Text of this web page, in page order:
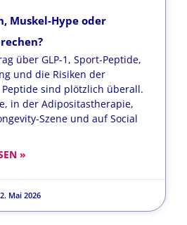
Muskel-Hype oder
über GLP-1, Sport-Peptide,
und die Risiken der
sind plötzlich überall.
in der Adipositastherapie,
Szene und auf Social
»
Mai 2026